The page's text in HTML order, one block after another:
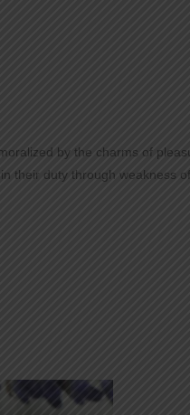
by the charms of
duty through weakness